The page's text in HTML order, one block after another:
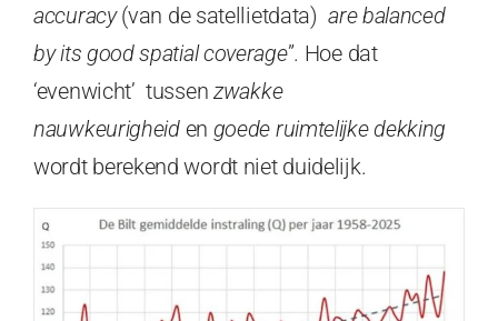
accuracy(van de satellietdata) are balanced
by its good spatial coverage”. Hoe dat
‘evenwicht’ tussen zwakke
nauwkeurigheid en goede ruimtelijke dekking
wordt berekend wordt niet duidelijk.